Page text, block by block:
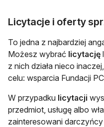
Licytacje i oferty
To jedna z najbardziej
Możesz wybrać licytację
z nich działa nieco
celu: wsparcia Fundacji
W przypadku licytacji
przedmiot, usługę albo
zainteresowani